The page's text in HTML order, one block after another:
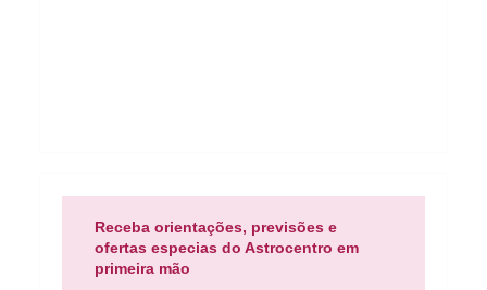
Receba orientações, previsões e
ofertas especias do Astrocentro em
primeira mão